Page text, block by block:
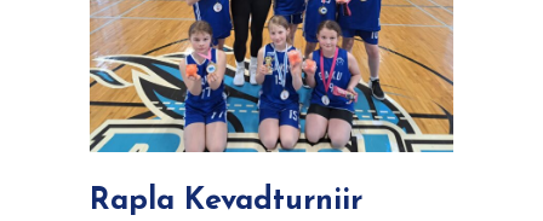
Rapla Kevadturniir